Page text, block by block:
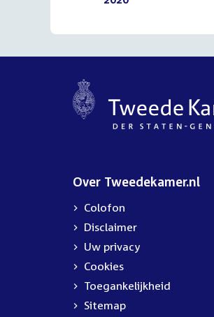
Over Tweedekamer.nl
Colofon
Disclaimer
Uw privacy
Cookies
Toegankelijkheid
Sitemap